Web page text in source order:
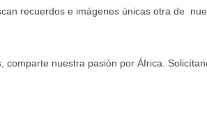
recuerdos e imágenes únicas otra de
comparte nuestra pasión por África.